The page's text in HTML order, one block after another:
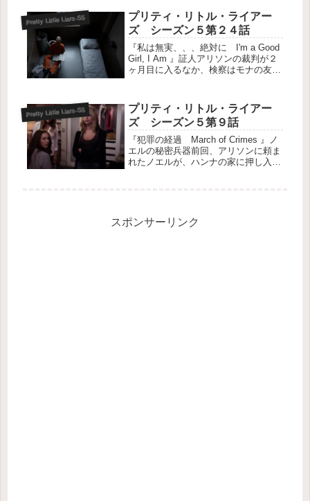
を失うことにな...
Pretty Little Liars-S5
プリティ・リトル・ライアー
ズ シーズン５第２４話
『私は無実、、、絶対に I'm a Good
Girl, I Am 』証人アリソンの裁判が２
ヶ月目に入るなか、検察はモナの友達
らいじめられてる内容が記されていた
こと、事件後...
Pretty Little Liars-S5
プリティ・リトル・ライアー
ズ シーズン５第９話
『犯罪の経過 March of Crimes 』ノ
エルの秘密兵器前回、アリソンに頼ま
れたノエルが、ハンナの家に押し入っ
スポンサーリンク